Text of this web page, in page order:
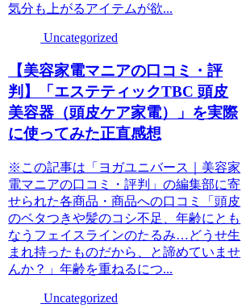
気分も上がるアイテムが欲...
Uncategorized
【美容家電マニアの口コミ・評
判】「エステティックTBC 頭皮
美容器（頭皮ケア家電）」を実際
に使ってみた正直感想
※この記事は「ヨガユニバース｜美容家
電マニアの口コミ・評判」の編集部に寄
せられた各商品・商品への口コミ「頭皮
のベタつきや髪のコシ不足、年齢にとも
なうフェイスラインのたるみ…どうせ生
まれ持ったものだから、と諦めていませ
んか？」年齢を重ねるにつ...
Uncategorized